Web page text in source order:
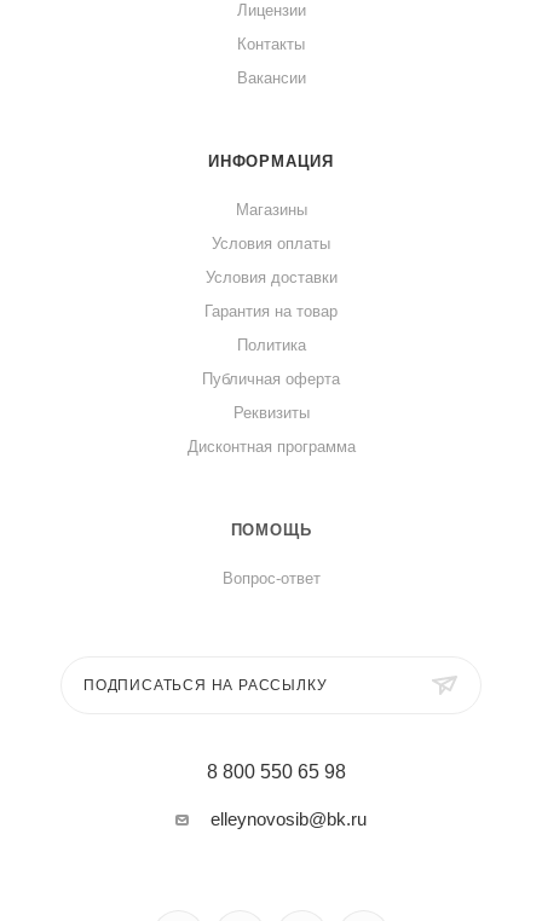
Лицензии
Контакты
Вакансии
ИНФОРМАЦИЯ
Магазины
Условия оплаты
Условия доставки
Гарантия на товар
Политика
Публичная оферта
Реквизиты
Дисконтная программа
ПОМОЩЬ
Вопрос-ответ
ПОДПИСАТЬСЯ НА РАССЫЛКУ
8 800 550 65 98
elleynovosib@bk.ru